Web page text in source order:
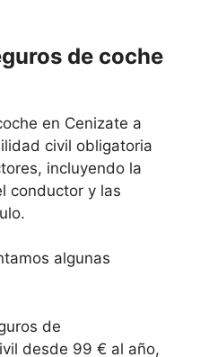
de coche
en Cenizate a
civil obligatoria
incluyendo la
conductor y las
algunas
de
desde 99 € al año,